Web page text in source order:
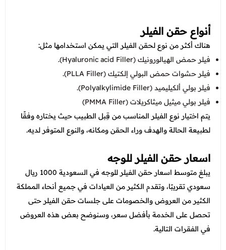
أنواع حقن الفيلر
هناك أكثر من نوع لحقن الفيلر التي يمكن استخدامها مثل:
فيلر حمض الهيالورونيك (Hyaluronic acid Filler).
فيلر حشوات حمض البولي إلكتيك (PLLA Filler).
فيلر بولي ألكيليميد (Polyalkylimide Filler).
فيلر بولي ميثيل ميثاكريلات (PMMA Filler)
يتم اختيار نوع الفيلر المناسب من قِبل الطبيب حيث يختاره وفقًا
لطبيعة الحالة والهدف وراء الحقن ومكانه، والنوع المتوفر لديه.
اسعار حقن الفيلر للوجه
يبلغ متوسط اسعار حقن الفيلر للوجه في السعودية 1000 ريال
سعودي تقريبًا، وتقدم الكثير من العيادات في جميع أنحاء المملكة
الكثير من العروض والخصومات على جلسات حقن الفيلر حتى
تحصل على الخدمة بأفضل سعر، وسنوضح بعض هذه العروض
في الفقرات التالية.